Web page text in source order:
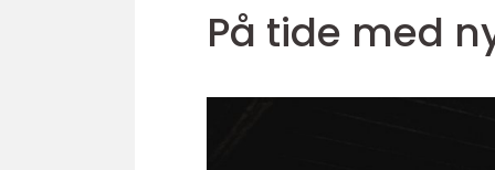
På tide med